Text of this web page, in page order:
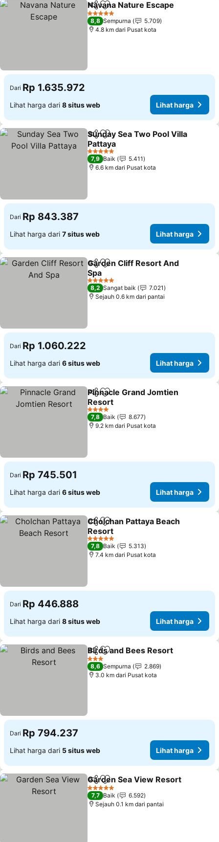
BagikanTambahkan ke favorit
Navana Nature Escape
5 Bintang
8,8 Sempurna
5.709
4.8 km dari Pusat kota
Dari Rp 1.635.972
Lihat harga dari 8 situs web Lihat harga
BagikanTambahkan ke favorit
Sunday Sea Two Pool Villa
Pattaya
Lihat harga
5 Bintang
7,9 Baik
5.411
6.6 km dari Pusat kota
Dari Rp 843.387
Lihat harga dari 7 situs web Lihat harga
BagikanTambahkan ke favorit
Garden Cliff Resort And
Spa
Lihat harga
5 Bintang
8,2 Sangat baik
7.021
Sejauh 0.6 km dari pantai
Dari Rp 1.060.222
Lihat harga dari 6 situs web Lihat harga
BagikanTambahkan ke favorit
Pinnacle Grand Jomtien
Resort
Lihat harga
4 Bintang
7,8 Baik
8.677
9.2 km dari Pusat kota
Dari Rp 745.501
Lihat harga dari 6 situs web Lihat harga
BagikanTambahkan ke favorit
Cholchan Pattaya Beach
Resort
Lihat harga
5 Bintang
7,8 Baik
5.313
7.4 km dari Pusat kota
Dari Rp 446.888
Lihat harga dari 8 situs web Lihat harga
BagikanTambahkan ke favorit
Birds and Bees Resort
3 Bintang
8,6 Sempurna
2.869
3.0 km dari Pusat kota
Dari Rp 794.237
Lihat harga dari 5 situs web Lihat harga
BagikanTambahkan ke favorit
Garden Sea View Resort
5 Bintang
7,7 Baik
6.592
Sejauh 0.1 km dari pantai